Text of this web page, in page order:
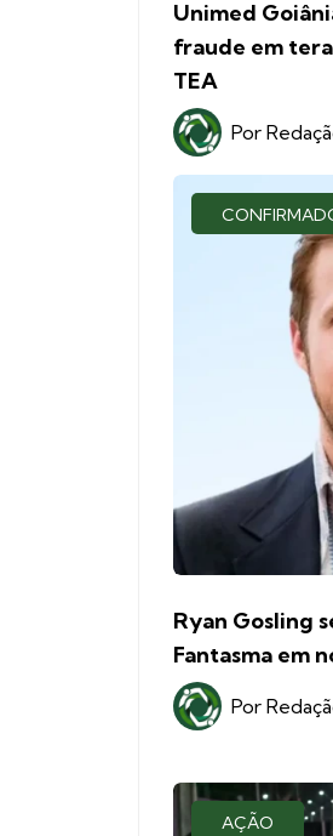
Unimed
fraude em
TEA
Por
Ryan Gosling
Fantasma em
Por
AÇÃO